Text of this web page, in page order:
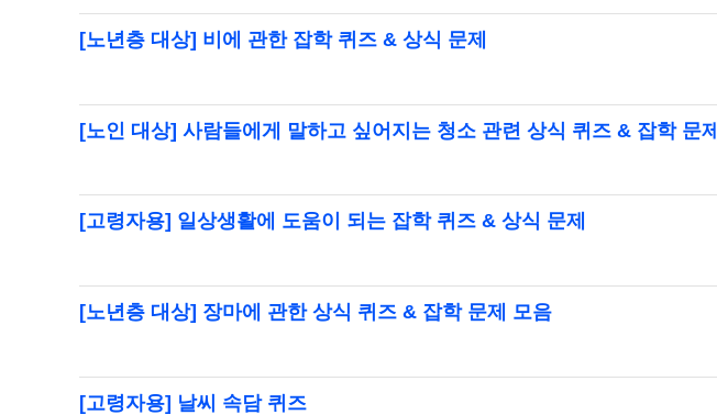
[노년층 대상] 비에 관한 잡학 퀴즈 & 상식 문제
[노인 대상] 사람들에게 말하고 싶어지는 청소 관련 상식 퀴즈 & 잡학 문제
[고령자용] 일상생활에 도움이 되는 잡학 퀴즈 & 상식 문제
[노년층 대상] 장마에 관한 상식 퀴즈 & 잡학 문제 모음
[고령자용] 날씨 속담 퀴즈